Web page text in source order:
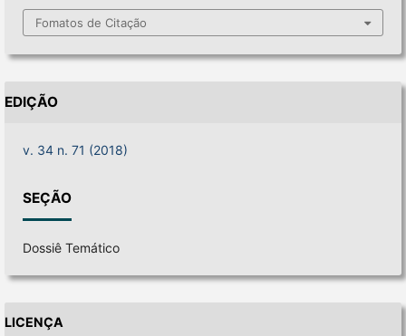
Fomatos de Citação
EDIÇÃO
v. 34 n. 71 (2018)
SEÇÃO
Dossiê Temático
LICENÇA